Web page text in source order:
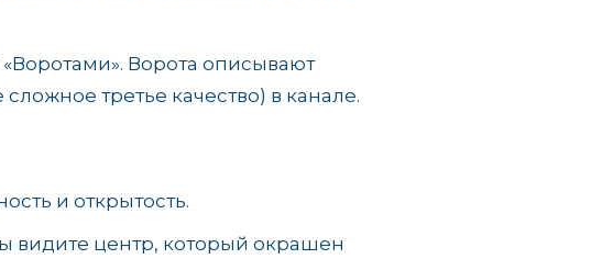
Ворота описывают
третье качество) в канале.
и открытость.
видите центр, который окрашен